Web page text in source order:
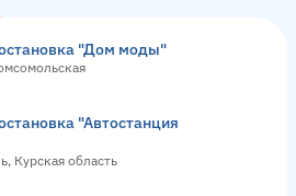
"Дом моды"
"Автостанция
Курская область